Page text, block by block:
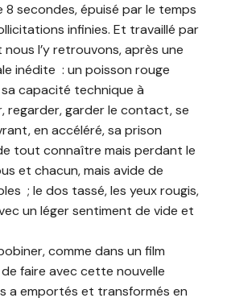
secondes, épuisé par le temps
infinies. Et travaillé par
l’y retrouvons, après une
inédite : un poisson rouge
capacité technique à
regarder, garder le contact, se
en accéléré, sa prison
tout connaître mais perdant le
et chacun, mais avide de
; le dos tassé, les yeux rougis,
un léger sentiment de vide et
comme dans un film
faire avec cette nouvelle
a emportés et transformés en